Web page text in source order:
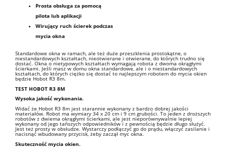
Prosta obsługa za pomocą
pilota lub aplikacji
Wirujący ruch ścierek podczas
mycia okna
Standardowe okna w ramach, ale też duże przeszklenia prostokątne, o
niestandardowych kształtach, nieotwierane i otwierane, do których trudno się
dostać. Okna o nietypowych kształtach wymagają robota z dwoma okrągłymi
ścierkami. Jeśli masz w domu okna standardowe, ale i o niestandardowych
kształtach, do których ciężko się dostać to najlepszym robotem do mycia okien
będzie Hobot R3 8m.
TEST HOBOT R3 8M
Wysoka jakość wykonania.
Widać że Hobot R3 8m jest starannie wykonany z bardzo dobrej jakości
materiałów. Robot ma wymiary 34 x 20 cm i 9 cm grubości. To jeden z droższych
robotów z dwiema okrągłymi ścierkami, ale jest nieporównywalnie lepiej
wykonany od jego tańszych odpowiedników i z pewnością będzie długo służyć.
Jest też prosty w obsłudze. Wystarczy podłączyć go do prądu, włączyć zasilanie i
nacisnąć wbudowany przycisk, żeby zaczął myc okna.
Skuteczność mycia okien.